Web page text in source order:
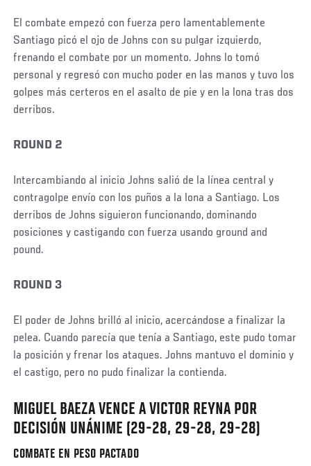
El combate empezó con fuerza pero lamentablemente
Santiago picó el ojo de Johns con su pulgar izquierdo,
frenando el combate por un momento. Johns lo tomó
personal y regresó con mucho poder en las manos y tuvo los
golpes más certeros en el asalto de pie y en la lona tras dos
derribos.
ROUND 2
Intercambiando al inicio Johns salió de la línea central y
contragolpe envío con los puños a la lona a Santiago. Los
derribos de Johns siguieron funcionando, dominando
posiciones y castigando con fuerza usando ground and
pound.
ROUND 3
El poder de Johns brilló al inicio, acercándose a finalizar la
pelea. Cuando parecía que tenía a Santiago, este pudo tomar
la posición y frenar los ataques. Johns mantuvo el dominio y
el castigo, pero no pudo finalizar la contienda.
Social
Post
MIGUEL BAEZA VENCE A VICTOR REYNA POR
DECISIÓN UNÁNIME (29-28, 29-28, 29-28)
COMBATE EN PESO PACTADO